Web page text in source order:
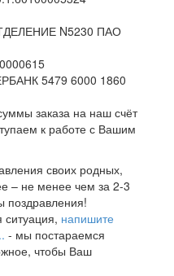
N5230 ПАО
5479 6000 1860
заказа на наш счёт
к работе с Вашим
своих родных,
– не менее чем за 2-3
поздравления!
ситуация, напишите
- мы постараемся
чтобы Ваш